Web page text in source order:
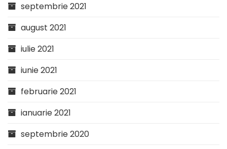
septembrie 2021
august 2021
iulie 2021
iunie 2021
februarie 2021
ianuarie 2021
septembrie 2020